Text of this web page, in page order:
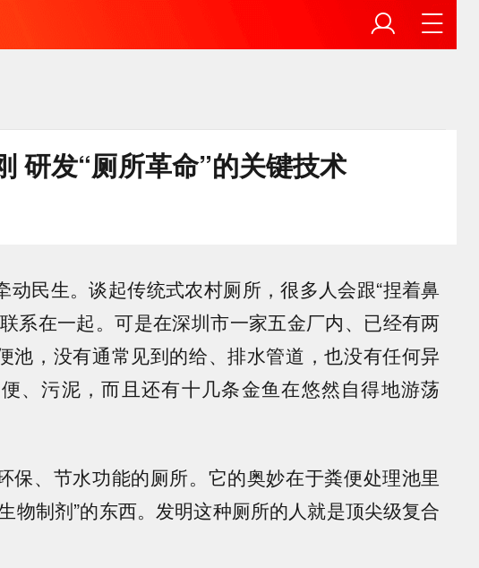
研发“厕所革命”的关键技术
动民生。谈起传统式农村厕所，很多人会跟“捏着鼻
系在一起。可是在深圳市一家五金厂内、已经有两
池，没有通常见到的给、排水管道，也没有任何异
、污泥，而且还有十几条金鱼在悠然自得地游荡
保、节水功能的厕所。它的奥妙在于粪便处理池里
物制剂”的东西。发明这种厕所的人就是顶尖级复合